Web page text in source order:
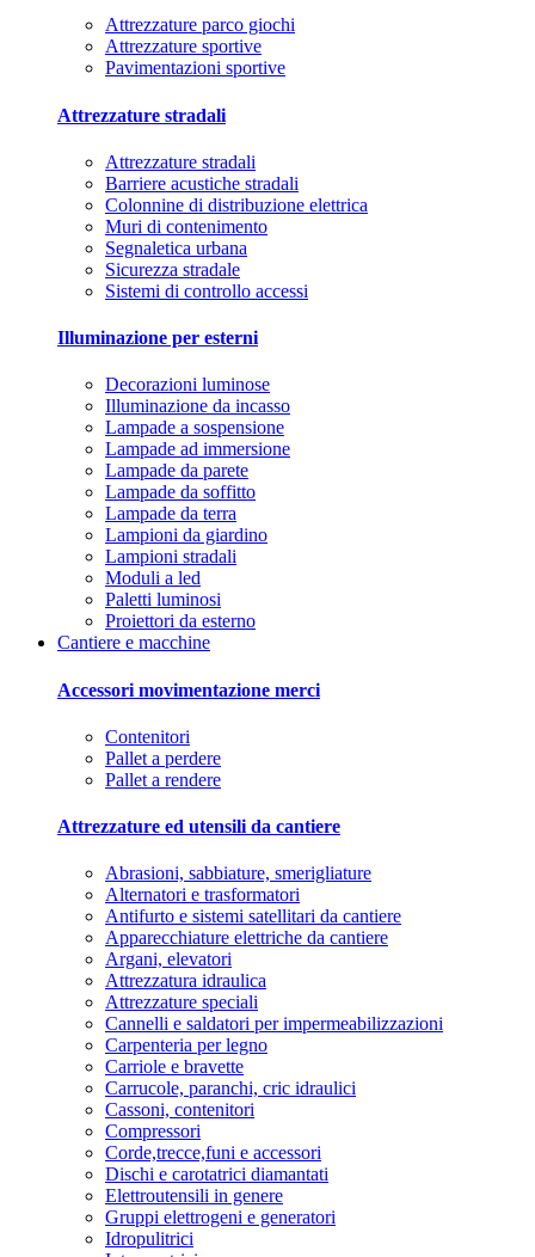
Attrezzature parco giochi
Attrezzature sportive
Pavimentazioni sportive
Attrezzature stradali
Attrezzature stradali
Barriere acustiche stradali
Colonnine di distribuzione elettrica
Muri di contenimento
Segnaletica urbana
Sicurezza stradale
Sistemi di controllo accessi
Illuminazione per esterni
Decorazioni luminose
Illuminazione da incasso
Lampade a sospensione
Lampade ad immersione
Lampade da parete
Lampade da soffitto
Lampade da terra
Lampioni da giardino
Lampioni stradali
Moduli a led
Paletti luminosi
Proiettori da esterno
Cantiere e macchine
Accessori movimentazione merci
Contenitori
Pallet a perdere
Pallet a rendere
Attrezzature ed utensili da cantiere
Abrasioni, sabbiature, smerigliature
Alternatori e trasformatori
Antifurto e sistemi satellitari da cantiere
Apparecchiature elettriche da cantiere
Argani, elevatori
Attrezzatura idraulica
Attrezzature speciali
Cannelli e saldatori per impermeabilizzazioni
Carpenteria per legno
Carriole e bravette
Carrucole, paranchi, cric idraulici
Cassoni, contenitori
Compressori
Corde,trecce,funi e accessori
Dischi e carotatrici diamantati
Elettroutensili in genere
Gruppi elettrogeni e generatori
Idropulitrici